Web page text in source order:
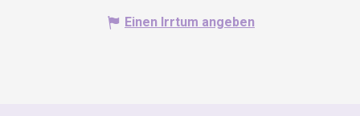
Einen Irrtum angeben